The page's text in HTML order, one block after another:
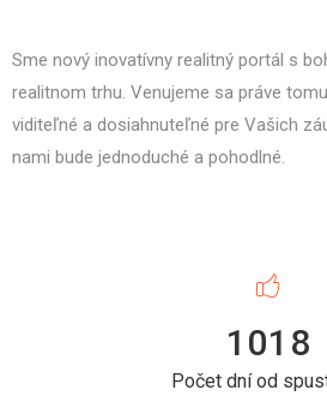
Sme nový inovatívny realitný portál s
realitnom trhu. Venujeme sa práve
viditeľné a dosiahnuteľné pre Vašich
nami bude jednoduché a pohodlné.
1018
Počet dní od